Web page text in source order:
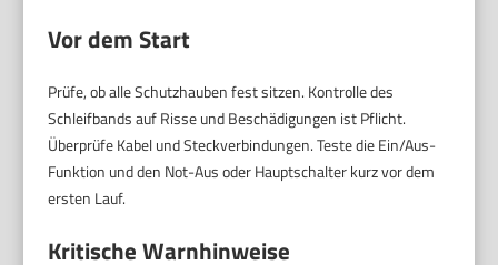
Vor dem Start
Prüfe, ob alle Schutzhauben fest sitzen. Kontrolle des
Schleifbands auf Risse und Beschädigungen ist Pflicht.
Überprüfe Kabel und Steckverbindungen. Teste die Ein/Aus-
Funktion und den Not-Aus oder Hauptschalter kurz vor dem
ersten Lauf.
Kritische Warnhinweise